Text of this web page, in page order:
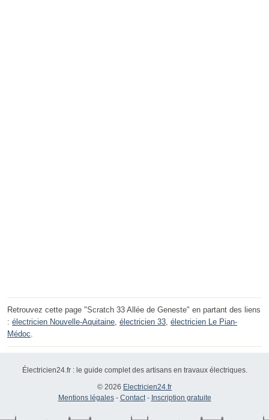
Retrouvez cette page "Scratch 33 Allée de Geneste" en partant des liens
: électricien Nouvelle-Aquitaine, électricien 33, électricien Le Pian-
Médoc.
Électricien24.fr : le guide complet des artisans en travaux électriques.
© 2026 Electricien24.fr
Mentions légales- Contact- Inscription gratuite